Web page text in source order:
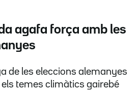
agafa força amb les
de les eleccions alemanyes
temes climàtics gairebé